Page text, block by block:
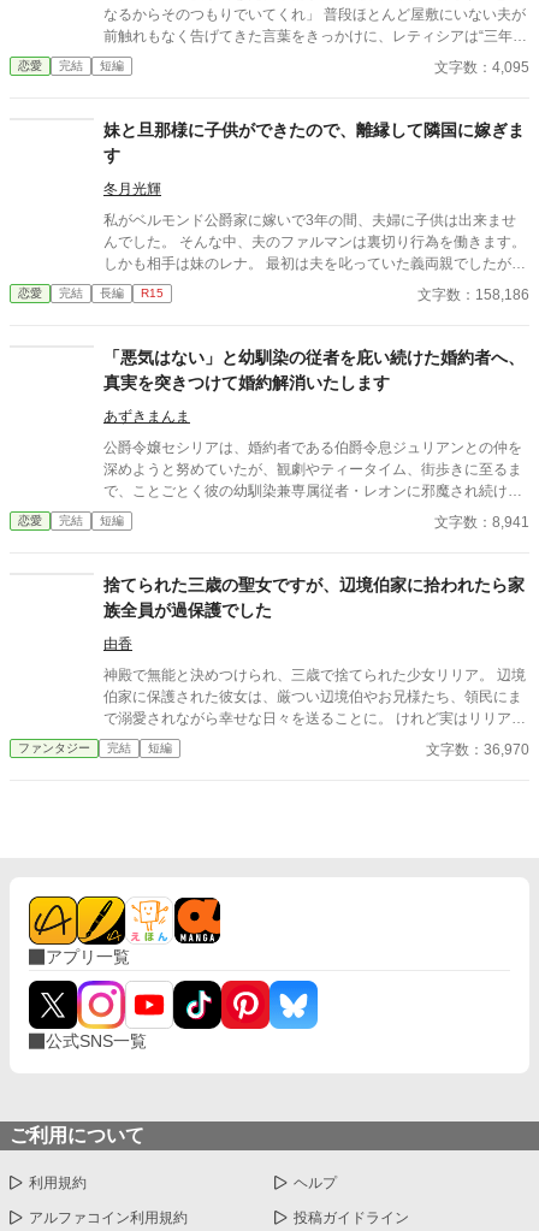
なるからそのつもりでいてくれ」 普段ほとんど屋敷にいない夫が
前触れもなく告げてきた言葉をきっかけに、レティシアは“三年
間”の契約を終わらせることにした。 赤の他人を屋敷に迎えるこ
とはしない。 不要なものに感情を砕く理由などない。 「だって、
切り捨ててしまいましょう。
恋愛 完結 短編 文字数：4,095
妹と旦那様に子供ができたので、離縁して隣国に嫁ぎま
す
冬月光輝
私がベルモンド公爵家に嫁いで3年の間、夫婦に子供は出来ませ
んでした。 そんな中、夫のファルマンは裏切り行為を働きます。
しかも相手は妹のレナ。 最初は夫を叱っていた義両親でしたが、
レナに子供が出来たと知ると私を責めだしました。 夫も婚約中か
ら私からの愛は感じていないと口にしており、あの頃に婚約破棄
害する権利はないと言われて離縁させられてしまいます。 それか
らまもなくして、隣国の王子であるレオン殿下が我が家に現れま
した。 「約束どおり、私の妻になってもらうぞ」 確かにそんな約
束をした覚えがあるような気がしますが、殿下はまだ5歳だった
ような……。 言われるがままに、隣国へ向かった私。 その頃にな
って、子供が出来ない理由は元旦那にあることが発覚して――。
ベルモンド公爵家ではひと悶着起こりそうらしいのですが、もう
私には関係ありません。 ※ざまぁパートは第16話〜です
恋愛 完結 長編 R15 文字数：158,186
「悪気はない」と幼馴染の従者を庇い続けた婚約者へ、
真実を突きつけて婚約解消いたします
あずきまんま
公爵令嬢セシリアは、婚約者である伯爵令息ジュリアンとの仲を
深めようと努めていたが、観劇やティータイム、街歩きに至るま
で、ことごとく彼の幼馴染兼専属従者・レオンに邪魔され続けて
いた。セシリアやその父である公爵が度重なる非礼を注意・抗議
しても、ジュリアンは「悪気はないんだ」「寛容になりなさい」
な対応に堪忍袋の緒が切れたセシリアは、綿密な記録を携え、建
国記念夜会という晴れの舞台で決着をつけることを決意。大勢の
貴族が見守る中、逃げ場のない完璧な証拠とともに婚約解消を突
きつけ、身勝手な二人と身内を庇い続けた伯爵家を社会的な破滅
へと追い込んでいく。
恋愛 完結 短編 文字数：8,941
捨てられた三歳の聖女ですが、辺境伯家に拾われたら家
族全員が過保護でした
由香
神殿で無能と決めつけられ、三歳で捨てられた少女リリア。 辺境
伯家に保護された彼女は、厳つい辺境伯やお兄様たち、領民にま
で溺愛されながら幸せな日々を送ることに。 けれど実はリリア
は、数百年に一人現れる伝説級の聖女だった。 これは捨てられた
幼女聖女が、たくさんの愛に包まれながら成長していく物語。
ファンタジー 完結 短編 文字数：36,970
アプリ一覧
公式SNS一覧
ご利用について
利用規約 ヘルプ
アルファコイン利用規約 投稿ガイドライン